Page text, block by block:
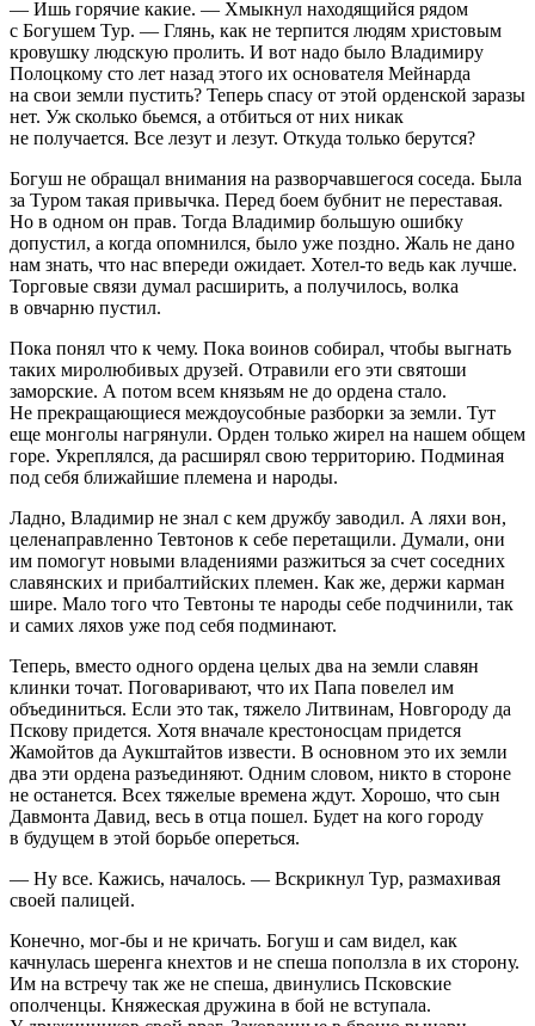
— Ишь горячие какие. — Хмыкнул находящийся рядом
с Богушем Тур. — Глянь, как не терпится людям христовым
кровушку людскую пролить. И вот надо было Владимиру
Полоцкому сто лет назад этого их основателя Мейнарда
на свои земли пустить? Теперь спасу от этой орденской заразы
нет. Уж сколько бьемся, а отбиться от них никак
не получается. Все лезут и лезут. Откуда только берутся?
Богуш не обращал внимания на разворчавшегося соседа. Была
за Туром такая привычка. Перед боем бубнит не переставая.
Но в одном он прав. Тогда Владимир большую ошибку
допустил, а когда опомнился, было уже поздно. Жаль не дано
нам знать, что нас впереди ожидает. Хотел-то ведь как лучше.
Торговые связи думал расширить, а получилось, волка
в овчарню пустил.
Пока понял что к чему. Пока воинов собирал, чтобы выгнать
таких миролюбивых друзей. Отравили его эти святоши
заморские. А потом всем князьям не до ордена стало.
Не прекращающиеся междоусобные разборки за земли. Тут
еще монголы нагрянули. Орден только жирел на нашем общем
горе. Укреплялся, да расширял свою территорию. Подминая
под себя ближайшие племена и народы.
Ладно, Владимир не знал с кем дружбу заводил. А ляхи вон,
целенаправленно Тевтонов к себе перетащили. Думали, они
им помогут новыми владениями разжиться за счет соседних
славянских и прибалтийских племен. Как же, держи карман
шире. Мало того что Тевтоны те народы себе подчинили, так
и самих ляхов уже под себя подминают.
Теперь, вместо одного ордена целых два на земли славян
клинки точат. Поговаривают, что их Папа повелел им
объединиться. Если это так, тяжело Литвинам, Новгороду да
Пскову придется. Хотя вначале крестоносцам придется
Жамойтов да Аукштайтов извести. В основном это их земли
два эти ордена разъединяют. Одним словом, никто в стороне
не останется. Всех тяжелые времена ждут. Хорошо, что сын
Давмонта Давид, весь в отца пошел. Будет на кого городу
в будущем в этой борьбе опереться.
— Ну все. Кажись, началось. — Вскрикнул Тур, размахивая
своей палицей.
Конечно, мог-бы и не кричать. Богуш и сам видел, как
качнулась шеренга кнехтов и не спеша поползла в их сторону.
Им на встречу так же не спеша, двинулись Псковские
ополченцы. Княжеская дружина в бой не вступала.